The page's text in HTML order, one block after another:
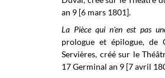
an 9 [6 mars 1801].
La Pièce qui n'en est pas
prologue et épilogue, de
Servières, créé sur le
17 Germinal an 9 [7 avril